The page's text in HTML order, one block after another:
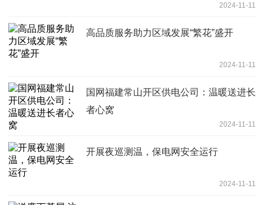
2024-11-11
高品质服务助力区域发展“繁花”盛开
2024-11-11
国网福建常山开区供电公司：温暖送进长
者心窝
2024-11-11
开展夜巡测温，保电网安全运行
2024-11-11